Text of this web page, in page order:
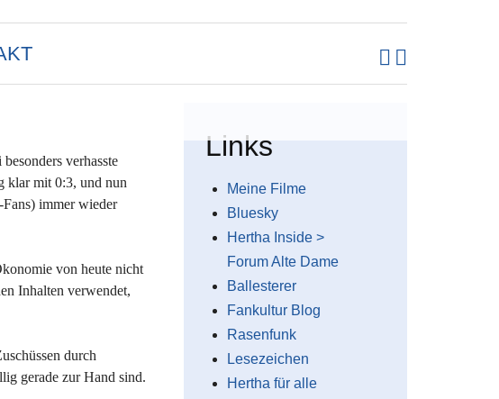
verhasste
klar mit 0:3, und nun
immer wieder
von heute nicht
Inhalten verwendet,
durch
gerade zur Hand sind.
Links
Meine Filme
Bluesky
Hertha Inside >
Forum Alte Dame
Ballesterer
Fankultur Blog
Rasenfunk
Lesezeichen
Hertha für alle